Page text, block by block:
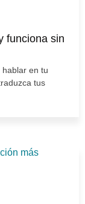
funciona sin
en tu
tus